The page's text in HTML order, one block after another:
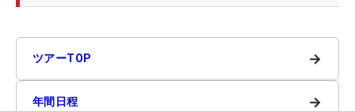
ツアーTOP →
年間日程 →